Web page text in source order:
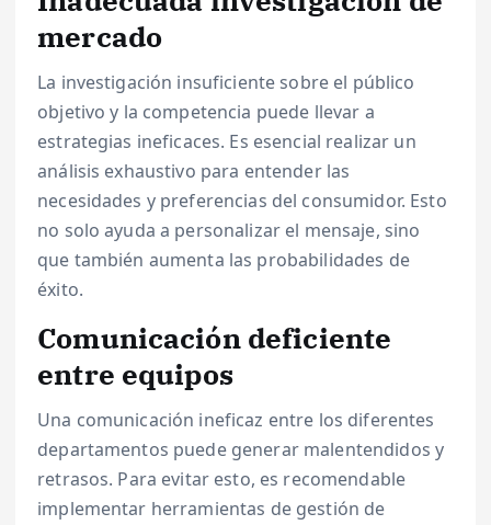
mercado
La investigación insuficiente sobre el público
objetivo y la competencia puede llevar a
estrategias ineficaces. Es esencial realizar un
análisis exhaustivo para entender las
necesidades y preferencias del consumidor. Esto
no solo ayuda a personalizar el mensaje, sino
que también aumenta las probabilidades de
éxito.
Comunicación deficiente
entre equipos
Una comunicación ineficaz entre los diferentes
departamentos puede generar malentendidos y
retrasos. Para evitar esto, es recomendable
implementar herramientas de gestión de